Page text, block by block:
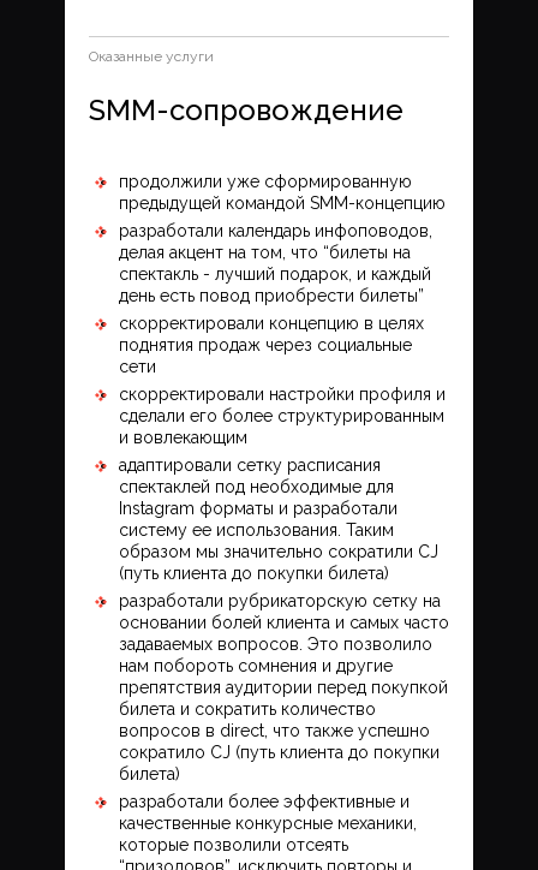
Оказанные услуги
SMM-сопровождение
продолжили уже сформированную
предыдущей командой SMM-концепцию
разработали календарь инфоповодов,
делая акцент на том, что “билеты на
спектакль - лучший подарок, и каждый
день есть повод приобрести билеты”
скорректировали концепцию в целях
поднятия продаж через социальные
сети
скорректировали настройки профиля и
сделали его более структурированным
и вовлекающим
адаптировали сетку расписания
спектаклей под необходимые для
Instagram форматы и разработали
систему ее использования. Таким
образом мы значительно сократили CJ
(путь клиента до покупки билета)
разработали рубрикаторскую сетку на
основании болей клиента и самых часто
задаваемых вопросов. Это позволило
нам побороть сомнения и другие
препятствия аудитории перед покупкой
билета и сократить количество
вопросов в direct, что также успешно
сократило CJ (путь клиента до покупки
билета)
разработали более эффективные и
качественные конкурсные механики,
которые позволили отсеять